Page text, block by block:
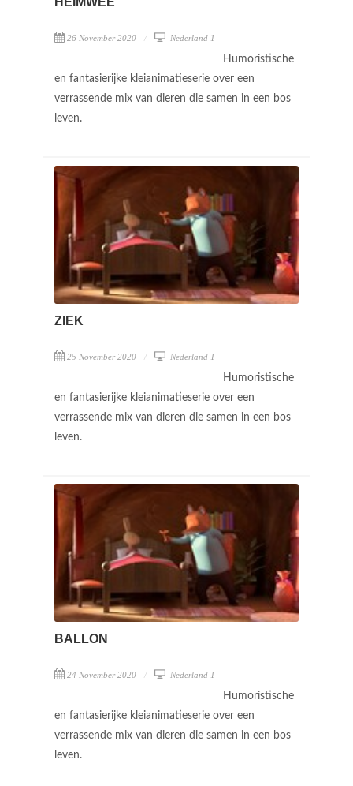
26 November 2020 Nederland 1
Humoristische
en fantasierijke kleianimatieserie over een
verrassende mix van dieren die samen in een bos
leven.
ZIEK
25 November 2020 Nederland 1
Humoristische
en fantasierijke kleianimatieserie over een
verrassende mix van dieren die samen in een bos
leven.
BALLON
24 November 2020 Nederland 1
Humoristische
en fantasierijke kleianimatieserie over een
verrassende mix van dieren die samen in een bos
leven.